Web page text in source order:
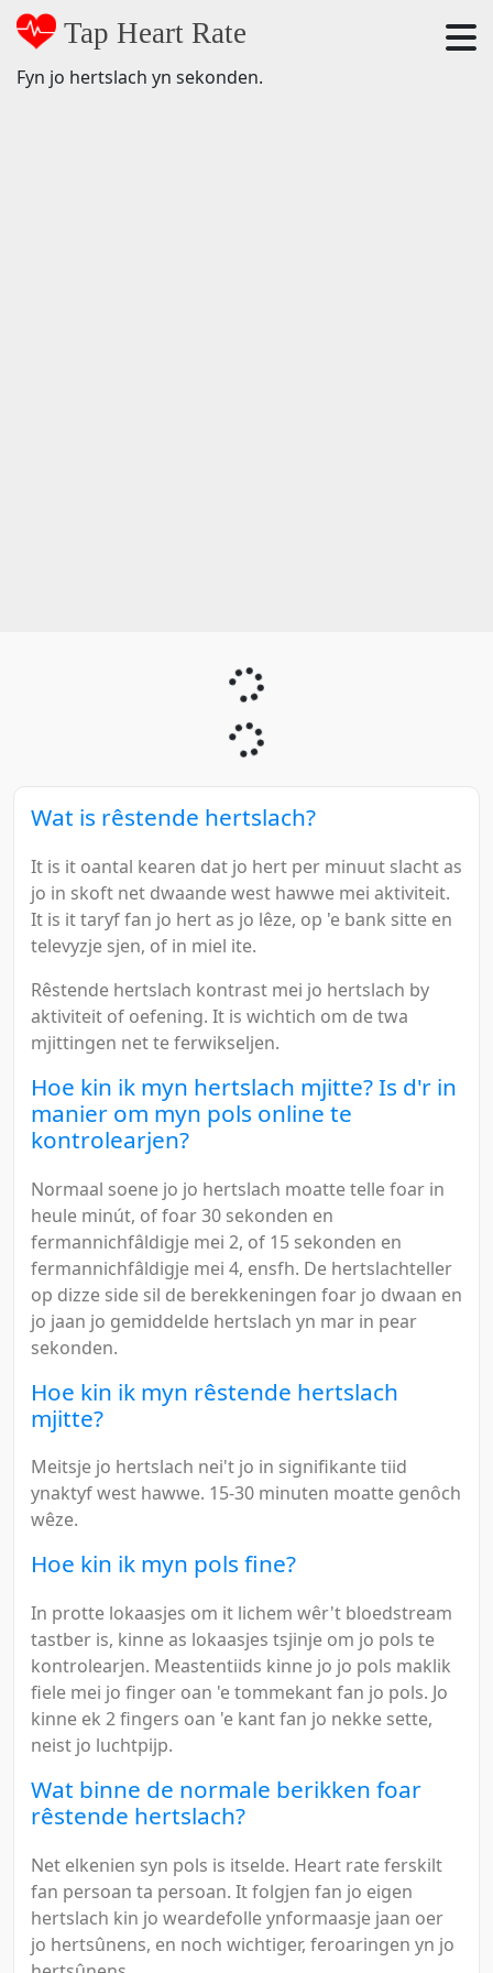
Tap Heart Rate
Fyn jo hertslach yn sekonden.
Wat is rêstende hertslach?
It is it oantal kearen dat jo hert per minuut slacht as
jo in skoft net dwaande west hawwe mei aktiviteit.
It is it taryf fan jo hert as jo lêze, op 'e bank sitte en
televyzje sjen, of in miel ite.
Rêstende hertslach kontrast mei jo hertslach by
aktiviteit of oefening. It is wichtich om de twa
mjittingen net te ferwikseljen.
Hoe kin ik myn hertslach mjitte? Is d'r in
manier om myn pols online te
kontrolearjen?
Normaal soene jo jo hertslach moatte telle foar in
heule minút, of foar 30 sekonden en
fermannichfâldigje mei 2, of 15 sekonden en
fermannichfâldigje mei 4, ensfh. De hertslachteller
op dizze side sil de berekkeningen foar jo dwaan en
jo jaan jo gemiddelde hertslach yn mar in pear
sekonden.
Hoe kin ik myn rêstende hertslach
mjitte?
Meitsje jo hertslach nei't jo in signifikante tiid
ynaktyf west hawwe. 15-30 minuten moatte genôch
wêze.
Hoe kin ik myn pols fine?
In protte lokaasjes om it lichem wêr't bloedstream
tastber is, kinne as lokaasjes tsjinje om jo pols te
kontrolearjen. Meastentiids kinne jo jo pols maklik
fiele mei jo finger oan 'e tommekant fan jo pols. Jo
kinne ek 2 fingers oan 'e kant fan jo nekke sette,
neist jo luchtpijp.
Wat binne de normale berikken foar
rêstende hertslach?
Net elkenien syn pols is itselde. Heart rate ferskilt
fan persoan ta persoan. It folgjen fan jo eigen
hertslach kin jo weardefolle ynformaasje jaan oer
jo hertsûnens, en noch wichtiger, feroaringen yn jo